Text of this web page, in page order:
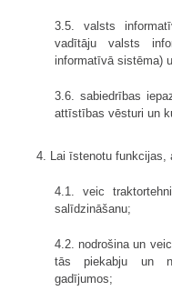
3.5. valsts
vadītāju valsts
informatīvā sistēma)
3.6. sabiedrības
attīstības vēsturi un
4. Lai īstenotu funkcijas,
4.1. veic
salīdzināšanu;
4.2. nodrošina un
tās piekabju un
gadījumos;